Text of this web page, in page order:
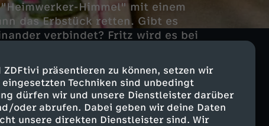
ZDFtivi präsentieren zu können, setzen wir
Techniken sind unbedingt
dürfen wir und unsere Dienstleister darüber
oder abrufen. Dabei geben wir deine Daten
unsere direkten Dienstleister sind. Wir
Himmel" mit einem
das Erbstück retten. Gibt es
verbindet? Fritz wird es bei
Klebstoff trifft Fritz in der
ihm hilfreiche Tipps.